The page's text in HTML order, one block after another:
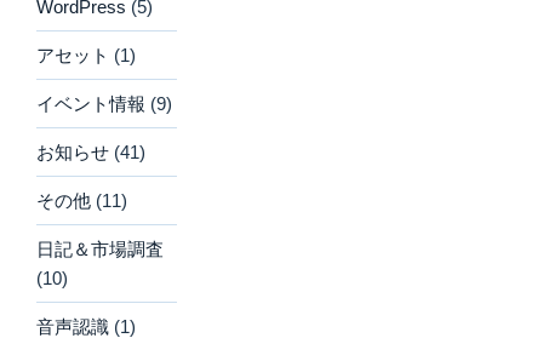
WordPress (5)
アセット (1)
イベント情報 (9)
お知らせ (41)
その他 (11)
日記＆市場調査
(10)
音声認識 (1)